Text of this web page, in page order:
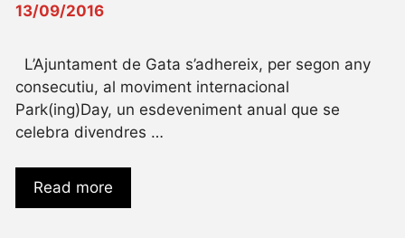
13/09/2016
L’Ajuntament de Gata s’adhereix, per segon any
consecutiu, al moviment internacional
Park(ing)Day, un esdeveniment anual que se
celebra divendres …
Read more